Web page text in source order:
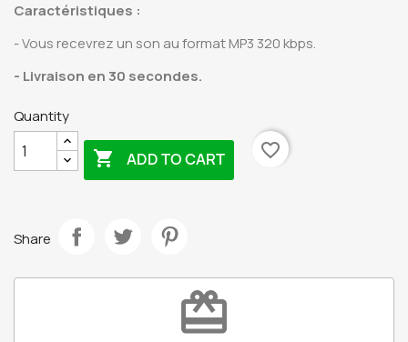
Caractéristiques :
- Vous recevrez un son au format MP3 320 kbps.
- Livraison en 30 secondes.
Quantity
 ADD TO CART favorite_border
Share
redeem